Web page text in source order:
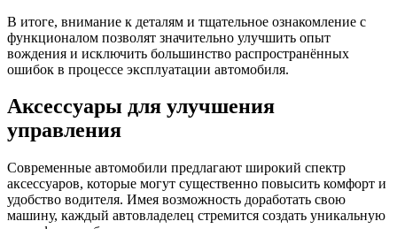
В итоге, внимание к деталям и тщательное ознакомление с
функционалом позволят значительно улучшить опыт
вождения и исключить большинство распространённых
ошибок в процессе эксплуатации автомобиля.
Аксессуары для улучшения
управления
Современные автомобили предлагают широкий спектр
аксессуаров, которые могут существенно повысить комфорт и
удобство водителя. Имея возможность доработать свою
машину, каждый автовладелец стремится создать уникальную